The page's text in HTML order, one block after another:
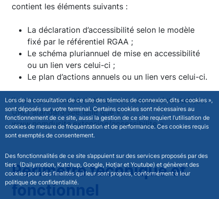
Lors de la consultation de ce site des témoins de connexion, dits « cookies »,
sont déposés sur votre terminal. Certains cookies sont nécessaires au
fonctionnement de ce site, aussi la gestion de ce site requiert l’utilisation de
cookies de mesure de fréquentation et de performance. Ces cookies requis
sont exemptés de consentement.
Des fonctionnalités de ce site s’appuient sur des services proposés par des
tiers (Dailymotion, Katchup, Google, Hotjar et Youtube) et génèrent des
cookies pour des finalités qui leur sont propres, conformément à leur
politique de confidentialité.
contient les éléments suivants :
La déclaration d’accessibilité selon le modèle
fixé par le référentiel RGAA ;
Le schéma pluriannuel de mise en accessibilité
ou un lien vers celui-ci ;
Le plan d’actions annuels ou un lien vers celui-ci.
Il est recommandé d’utiliser une adresse internet (ou
URL) standardisée telle que «
www.nomdusite.extension/accessibilite ».
Périmètre technique et
fonctionnel